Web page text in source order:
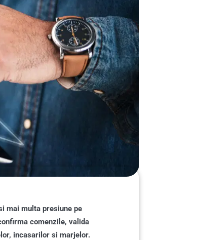
mai multa presiune pe
comenzile, valida
incasarilor si marjelor.